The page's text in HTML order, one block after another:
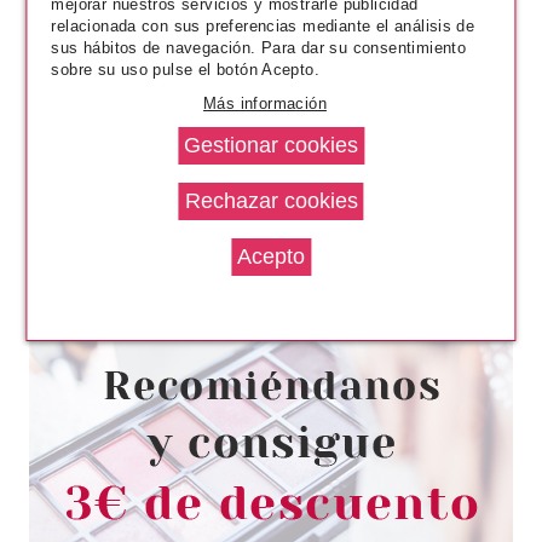
ESSENCE
ESSENCE IT'S BUBBLE GUM
Pvr 2.89€
-33%
desde
1.95€
mejorar nuestros servicios y mostrarle publicidad
relacionada con sus preferencias mediante el análisis de
sus hábitos de navegación. Para dar su consentimiento
sobre su uso pulse el botón Acepto.
Más información